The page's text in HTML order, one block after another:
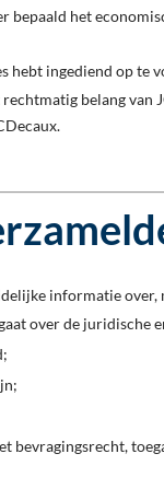
bepaald het
hebt ingediend op te
belang van
informatie over,
over de juridische
bevragingsrecht,